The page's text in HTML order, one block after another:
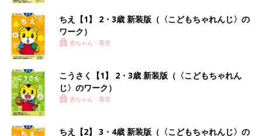
ちえ【1】 2・3歳 新装版（〈こどもちゃれんじ〉の
ワーク）
赤ちゃん・育児
こうさく【1】 2・3歳 新装版（〈こどもちゃれん
じ〉のワーク）
赤ちゃん・育児
ちえ【2】 3・4歳 新装版（〈こどもちゃれんじ〉の